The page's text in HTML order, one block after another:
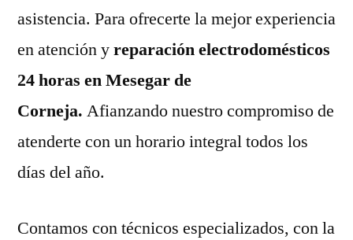
asistencia. Para ofrecerte la mejor experiencia
en atención yreparación electrodomésticos
24 horas en Mesegar de
Corneja. Afianzando nuestro compromiso de
atenderte con un horario integral todos los
días del año.
Contamos con técnicos especializados, con la